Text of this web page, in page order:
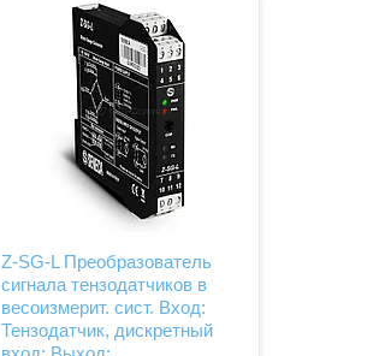
Z-SG-L Преобразователь
сигнала тензодатчиков в
весоизмерит. сист. Вход:
Тензодатчик, дискретный